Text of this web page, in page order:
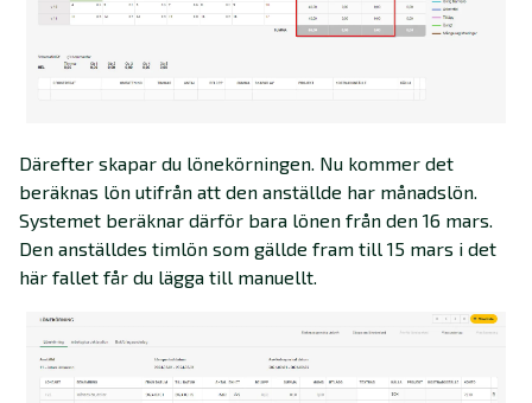
Därefter skapar du lönekörningen. Nu kommer det
beräknas lön utifrån att den anställde har månadslön.
Systemet beräknar därför bara lönen från den 16 mars.
Den anställdes timlön som gällde fram till 15 mars i det
här fallet får du lägga till manuellt.